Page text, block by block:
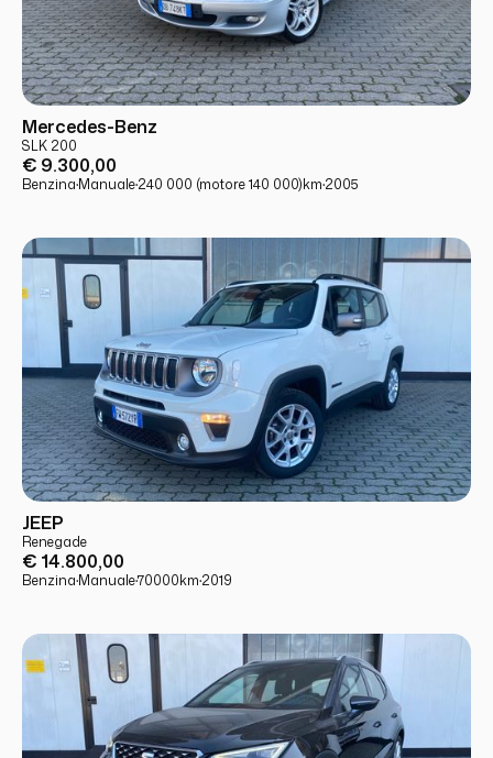
USATO PRONTA CONSEGNA
Mercedes-Benz
SLK 200
€ 9.300,00
Benzina·Manuale·240 000 (motore 140 000)km·2005
USATO
JEEP
Renegade
€ 14.800,00
Benzina·Manuale·70000km·2019